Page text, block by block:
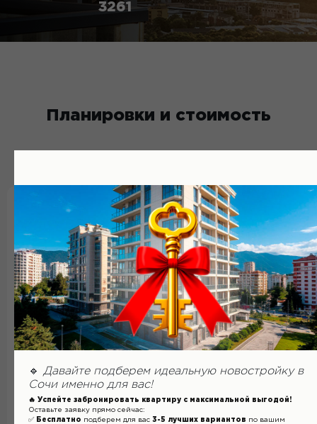
3261
Планировки и стоимость
СТОИМОСТЬ КВАРТИР:
от 7 200 000 руб.
*В индивидуальном порядке возможна
рассрочка платежа от застройщика.
Класс - Комфорт
Водоснабжение, канализация,
отопление, газ- центральные
🔹
Давайте подберем идеальную новостройку в
Сочи именно для вас!
🔥 Успейте забронировать квартиру с максимальной выгодой!
Оставьте заявку прямо сейчас:
✅ Бесплатно подберем для вас 3-5 лучших вариантов по вашим